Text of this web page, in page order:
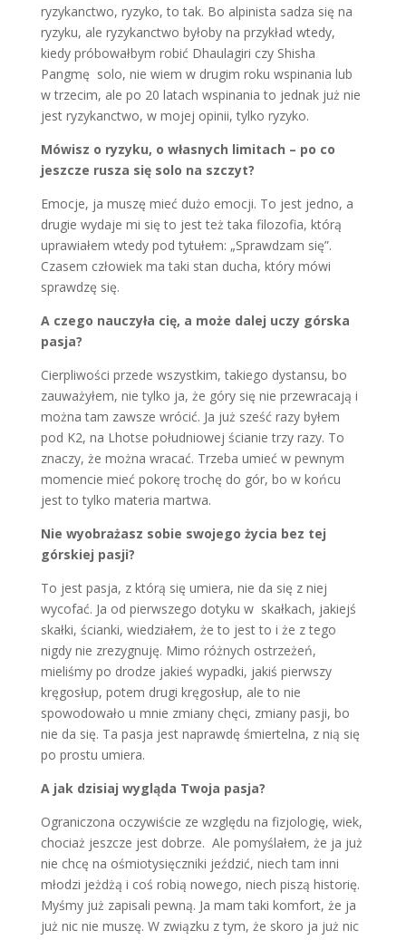
ryzykanctwo, ryzyko, to tak. Bo alpinista sadza się na
ryzyku, ale ryzykanctwo byłoby na przykład wtedy,
kiedy próbowałbym robić Dhaulagiri czy Shisha
Pangmę solo, nie wiem w drugim roku wspinania lub
w trzecim, ale po 20 latach wspinania to jednak już nie
jest ryzykanctwo, w mojej opinii, tylko ryzyko.
Mówisz o ryzyku, o własnych limitach – po co
jeszcze rusza się solo na szczyt?
Emocje, ja muszę mieć dużo emocji. To jest jedno, a
drugie wydaje mi się to jest też taka filozofia, którą
uprawiałem wtedy pod tytułem: „Sprawdzam się”.
Czasem człowiek ma taki stan ducha, który mówi
sprawdzę się.
A czego nauczyła cię, a może dalej uczy górska
pasja?
Cierpliwości przede wszystkim, takiego dystansu, bo
zauważyłem, nie tylko ja, że góry się nie przewracają i
można tam zawsze wrócić. Ja już sześć razy byłem
pod K2, na Lhotse południowej ścianie trzy razy. To
znaczy, że można wracać. Trzeba umieć w pewnym
momencie mieć pokorę trochę do gór, bo w końcu
jest to tylko materia martwa.
Nie wyobrażasz sobie swojego życia bez tej
górskiej pasji?
To jest pasja, z którą się umiera, nie da się z niej
wycofać. Ja od pierwszego dotyku w skałkach, jakiejś
skałki, ścianki, wiedziałem, że to jest to i że z tego
nigdy nie zrezygnuję. Mimo różnych ostrzeżeń,
mieliśmy po drodze jakieś wypadki, jakiś pierwszy
kręgosłup, potem drugi kręgosłup, ale to nie
spowodowało u mnie zmiany chęci, zmiany pasji, bo
nie da się. Ta pasja jest naprawdę śmiertelna, z nią się
po prostu umiera.
A jak dzisiaj wygląda Twoja pasja?
Ograniczona oczywiście ze względu na fizjologię, wiek,
chociaż jeszcze jest dobrze. Ale pomyślałem, że ja już
nie chcę na ośmiotysięczniki jeździć, niech tam inni
młodzi jeżdżą i coś robią nowego, niech piszą historię.
Myśmy już zapisali pewną. Ja mam taki komfort, że ja
już nic nie muszę. W związku z tym, że skoro ja już nic